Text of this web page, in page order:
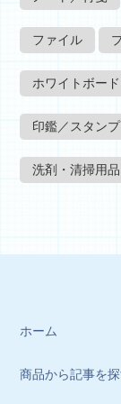
ファイル
ホワイトボード
印鑑／スタンプ
洗剤・清掃用品
ホーム
商品から記事を